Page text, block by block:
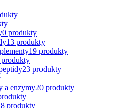
0 produkty
13 produkty
19 produkty
produkty
23 produkty
a enzymy20 produkty
produkty